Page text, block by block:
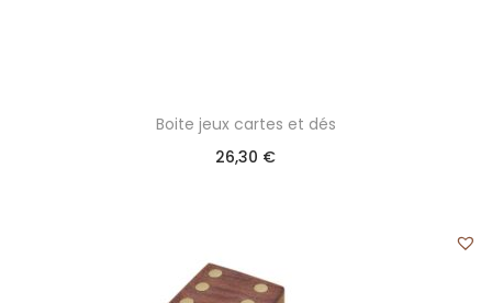
Boite jeux cartes et dés
26,30 €